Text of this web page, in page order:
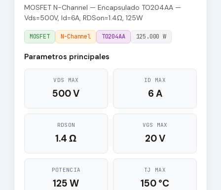
MOSFET N-Channel — Encapsulado TO204AA —
Vds=500V, Id=6A, RDSon=1.4Ω, 125W
MOSFET N-Channel TO204AA 125.000 W
Parametros principales
VDS MAX
500 V
ID MAX
6 A
RDSON
1.4 Ω
VGS MAX
20 V
POTENCIA
125 W
TJ MAX
150 °C